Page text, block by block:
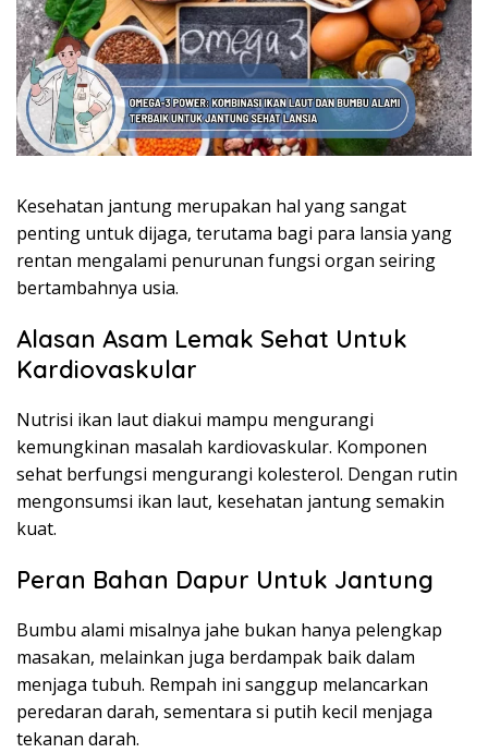
Kesehatan jantung merupakan hal yang sangat
penting untuk dijaga, terutama bagi para lansia yang
rentan mengalami penurunan fungsi organ seiring
bertambahnya usia.
Alasan Asam Lemak Sehat Untuk
Kardiovaskular
Nutrisi ikan laut diakui mampu mengurangi
kemungkinan masalah kardiovaskular. Komponen
sehat berfungsi mengurangi kolesterol. Dengan rutin
mengonsumsi ikan laut, kesehatan jantung semakin
kuat.
Peran Bahan Dapur Untuk Jantung
Bumbu alami misalnya jahe bukan hanya pelengkap
masakan, melainkan juga berdampak baik dalam
menjaga tubuh. Rempah ini sanggup melancarkan
peredaran darah, sementara si putih kecil menjaga
tekanan darah.